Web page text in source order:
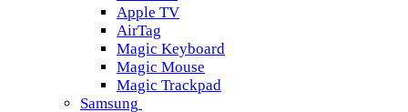
Apple TV
AirTag
Magic Keyboard
Magic Mouse
Magic Trackpad
Samsung